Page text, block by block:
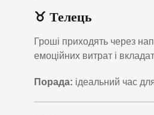
♉ Телець
Гроші приходять через
емоційних витрат і
Порада: ідеальний час